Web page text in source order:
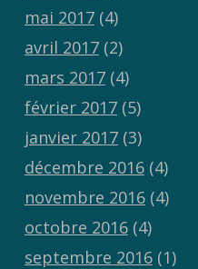
mai 2017(4)
avril 2017(2)
mars 2017(4)
février 2017(5)
janvier 2017(3)
décembre 2016(4)
novembre 2016(4)
octobre 2016(4)
septembre 2016(1)